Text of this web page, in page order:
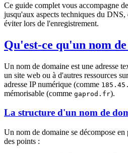
Ce guide complet vous accompagne
jusqu'aux aspects techniques du DNS,
éviter lors de l'enregistrement.
Qu'est-ce qu'un nom
Un nom de domaine est une adresse
un site web ou à d'autres ressources
adresse IP numérique (comme
mémorisable (comme gaprod.fr).
La structure d'un nom de
Un nom de domaine se décompose en
des points :